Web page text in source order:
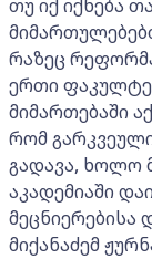
თუ იქ იქნება
რაზეც
ერთი
მიმართებაში
რომ
გადავა, ხოლო
აკადემიაში
მეცნიერებისა
მიქანაძემ